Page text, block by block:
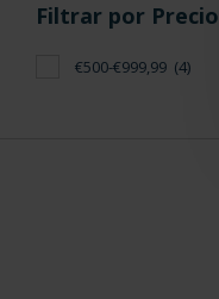
Filtrar por Precio
€500-€999,99 (4)